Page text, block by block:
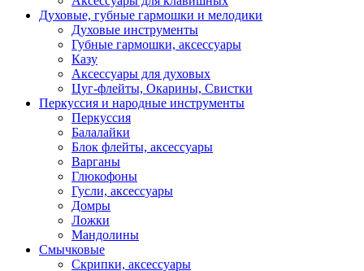
Духовые, губные гармошки и мелодики
Духовые инструменты
Губные гармошки, аксессуары
Казу
Аксессуары для духовых
Цуг-флейты, Окарины, Свистки
Перкуссия и народные инструменты
Перкуссия
Балалайки
Блок флейты, аксессуары
Варганы
Глюкофоны
Гусли, аксессуары
Домры
Ложки
Мандолины
Смычковые
Скрипки, аксессуары